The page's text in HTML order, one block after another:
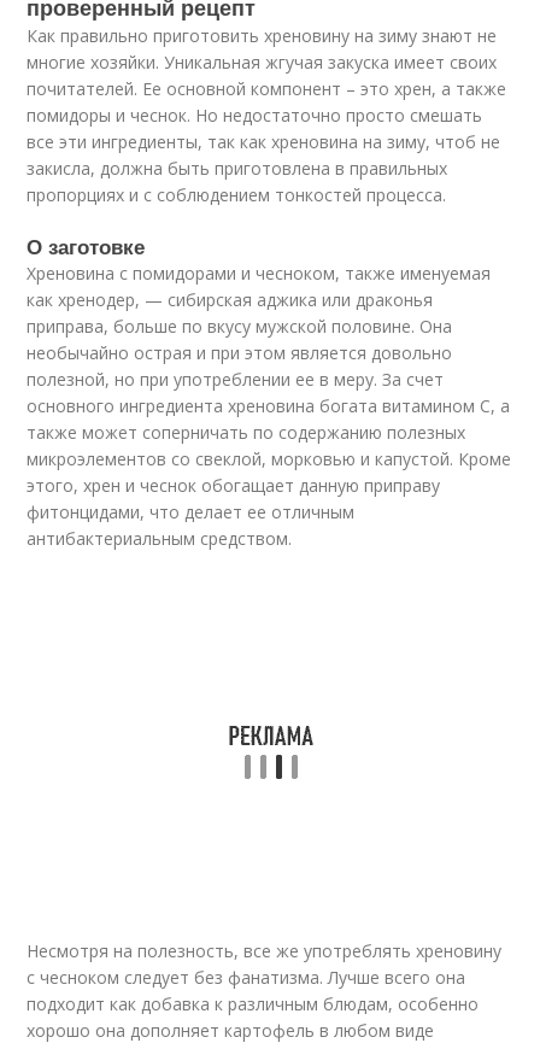
проверенный рецепт
Как правильно приготовить хреновину на зиму знают не
многие хозяйки. Уникальная жгучая закуска имеет своих
почитателей. Ее основной компонент – это хрен, а также
помидоры и чеснок. Но недостаточно просто смешать
все эти ингредиенты, так как хреновина на зиму, чтоб не
закисла, должна быть приготовлена в правильных
пропорциях и с соблюдением тонкостей процесса.
О заготовке
Хреновина с помидорами и чесноком, также именуемая
как хренодер, — сибирская аджика или драконья
приправа, больше по вкусу мужской половине. Она
необычайно острая и при этом является довольно
полезной, но при употреблении ее в меру. За счет
основного ингредиента хреновина богата витамином C, а
также может соперничать по содержанию полезных
микроэлементов со свеклой, морковью и капустой. Кроме
этого, хрен и чеснок обогащает данную приправу
фитонцидами, что делает ее отличным
антибактериальным средством.
Несмотря на полезность, все же употреблять хреновину
с чесноком следует без фанатизма. Лучше всего она
подходит как добавка к различным блюдам, особенно
хорошо она дополняет картофель в любом виде